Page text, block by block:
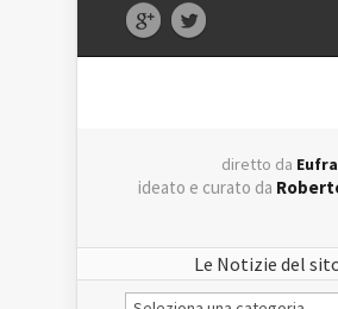
diretto da
ideato e curato da
Le Notizie del
Le